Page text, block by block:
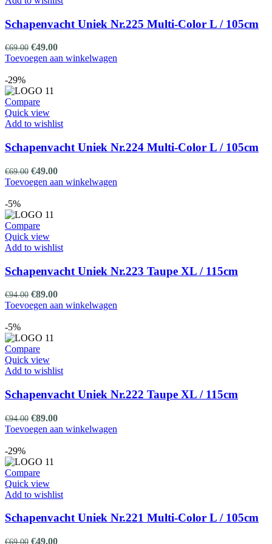
Schapenvacht Uniek Nr.225 Multi-Color L / 105cm
€69.00 Oorspronkelijke
prijs
€49.00Huidige
prijs
Toevoegen aan winkelwagen
-29%
Compare
Quick view
Add to wishlist
Schapenvacht Uniek Nr.224 Multi-Color L / 105cm
€69.00 Oorspronkelijke
prijs
€49.00Huidige
prijs
Toevoegen aan winkelwagen
-5%
Compare
Quick view
Add to wishlist
Schapenvacht Uniek Nr.223 Taupe XL / 115cm
€94.00 Oorspronkelijke
prijs
€89.00Huidige
prijs
Toevoegen aan winkelwagen
-5%
Compare
Quick view
Add to wishlist
Schapenvacht Uniek Nr.222 Taupe XL / 115cm
€94.00 Oorspronkelijke
prijs
€89.00Huidige
prijs
Toevoegen aan winkelwagen
-29%
Compare
Quick view
Add to wishlist
Schapenvacht Uniek Nr.221 Multi-Color L / 105cm
€69.00 Oorspronkelijke
€49.00Huidige